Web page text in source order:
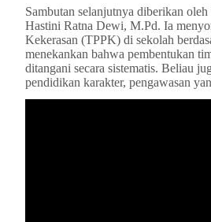
Sambutan selanjutnya diberikan
Hastini Ratna Dewi, M.Pd. Ia
Kekerasan (TPPK) di sekolah
menekankan bahwa pembentukan
ditangani secara sistematis. Beliau
pendidikan karakter, pengawasan